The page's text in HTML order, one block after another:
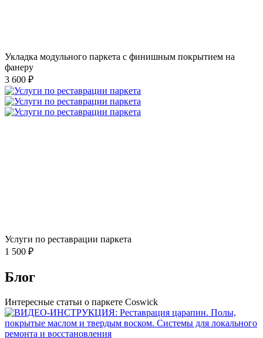
Укладка модульного паркета с финишным покрытием на
фанеру
3 600 ₽
Услуги по реставрации паркета
1 500 ₽
Блог
Интересные статьи о паркете Coswick